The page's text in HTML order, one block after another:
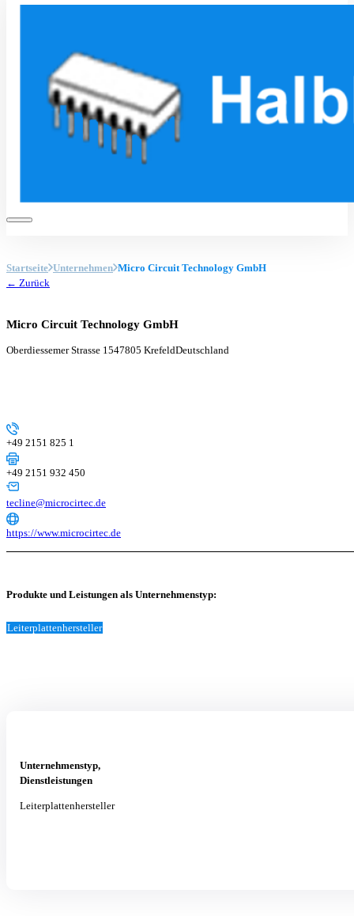
Startseite Unternehmen Micro Circuit Technology GmbH
← Zurück
Micro Circuit Technology GmbH
Oberdiessemer Strasse 1547805 KrefeldDeutschland
+49 2151 825 1
+49 2151 932 450
tecline@microcirtec.de
https://www.microcirtec.de
Produkte und Leistungen als Unternehmenstyp:
Leiterplattenhersteller
Unternehmenstyp,
Dienstleistungen
Leiterplattenhersteller